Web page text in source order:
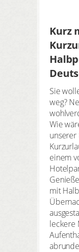
Kurz
Sie
weg?
Wie
unserer
einem
mit
leckere